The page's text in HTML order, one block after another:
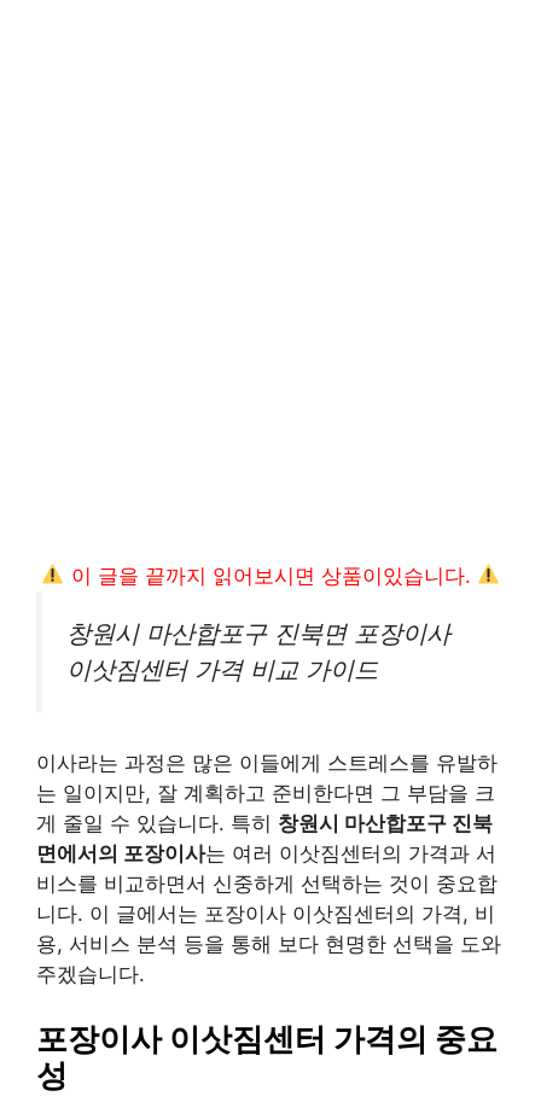
이 글을 끝까지 읽어보시면 상품이있습니다.
창원시 마산합포구 진북면 포장이사
이삿짐센터 가격 비교 가이드
이사라는 과정은 많은 이들에게 스트레스를 유발하
는 일이지만, 잘 계획하고 준비한다면 그 부담을 크
게 줄일 수 있습니다. 특히 창원시 마산합포구 진북
면에서의 포장이사는 여러 이삿짐센터의 가격과 서
비스를 비교하면서 신중하게 선택하는 것이 중요합
니다. 이 글에서는 포장이사 이삿짐센터의 가격, 비
용, 서비스 분석 등을 통해 보다 현명한 선택을 도와
주겠습니다.
포장이사 이삿짐센터 가격의 중요
성